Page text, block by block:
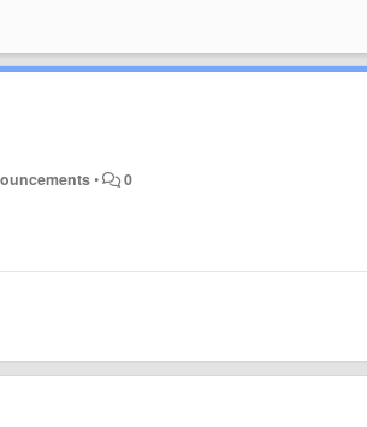
• 0